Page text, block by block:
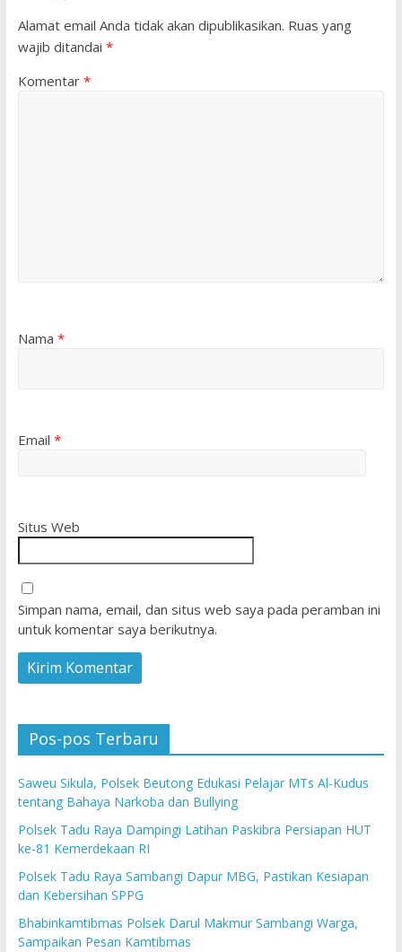
Alamat email Anda tidak akan dipublikasikan. Ruas yang
wajib ditandai *
Komentar *
Nama *
Email *
Situs Web
Simpan nama, email, dan situs web saya pada peramban ini
untuk komentar saya berikutnya.
Pos-pos Terbaru
Saweu Sikula, Polsek Beutong Edukasi Pelajar MTs Al-Kudus
tentang Bahaya Narkoba dan Bullying
Polsek Tadu Raya Dampingi Latihan Paskibra Persiapan HUT
ke-81 Kemerdekaan RI
Polsek Tadu Raya Sambangi Dapur MBG, Pastikan Kesiapan
dan Kebersihan SPPG
Bhabinkamtibmas Polsek Darul Makmur Sambangi Warga,
Sampaikan Pesan Kamtibmas